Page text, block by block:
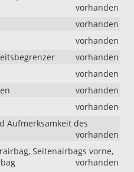
vorhanden
vorhanden
vorhanden
vorhanden
vorhanden
vorhanden
vorhanden
Aufmerksamkeit des
vorhanden
Seitenairbags vorne,
vorhanden